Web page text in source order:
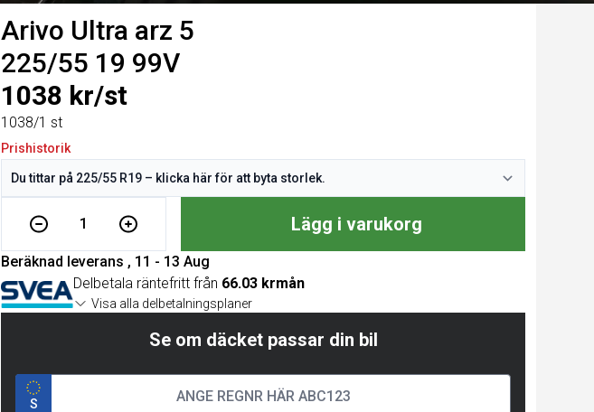
Arivo Ultra arz 5
225/55 19 99V
1038 kr/st
1038/1 st
Prishistorik
1 Lägg i varukorg
Beräknad leverans , 11 - 13 Aug
Delbetala räntefritt från 66.03 krmån
Visa alla delbetalningsplaner
Se om däcket passar din bil
S